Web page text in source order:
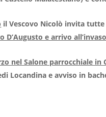
il Vescovo Nicolò invita
D’Augusto e arrivo
nel Salone parrocchiale
Locandina e avviso in